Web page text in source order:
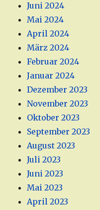
Juni 2024
Mai 2024
April 2024
März 2024
Februar 2024
Januar 2024
Dezember 2023
November 2023
Oktober 2023
September 2023
August 2023
Juli 2023
Juni 2023
Mai 2023
April 2023